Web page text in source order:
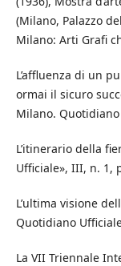
(Milano, Palazzo
Milano: Arti Grafi
L’affluenza di un
ormai il sicuro
Milano.
L’itinerario della
Ufficiale», III, n. 1,
L’ultima visione
Quotidiano
La VII Triennale